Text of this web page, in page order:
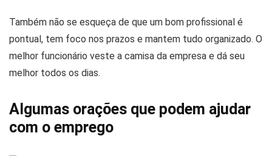
Também não se esqueça de que um bom profissional é
pontual, tem foco nos prazos e mantem tudo organizado. O
melhor funcionário veste a camisa da empresa e dá seu
melhor todos os dias.
Algumas orações que podem ajudar
com o emprego